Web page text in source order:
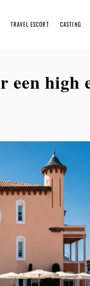
TRAVEL ESCORT CASTING
Rates
een high